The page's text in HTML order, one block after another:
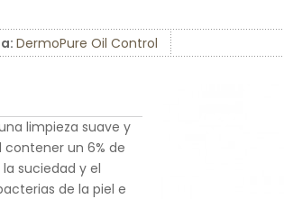
DermoPure Oil Control
limpieza suave y
un 6% de
suciedad y el
de la piel e